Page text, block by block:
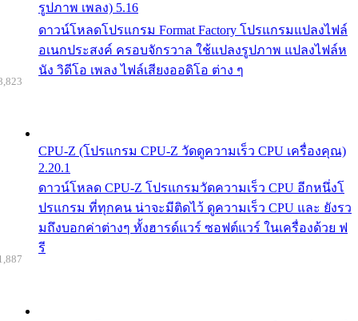
รูปภาพ เพลง) 5.16
ดาวน์โหลดโปรแกรม Format Factory โปรแกรมแปลงไฟล์
อเนกประสงค์ ครอบจักรวาล ใช้แปลงรูปภาพ แปลงไฟล์ห
นัง วิดีโอ เพลง ไฟล์เสียงออดิโอ ต่าง ๆ
CPU-Z (โปรแกรม CPU-Z วัดดูความเร็ว CPU เครื่องคุณ)
2.20.1
ดาวน์โหลด CPU-Z โปรแกรมวัดความเร็ว CPU อีกหนึ่งโ
ปรแกรม ที่ทุกคน น่าจะมีติดไว้ ดูความเร็ว CPU และ ยังรว
มถึงบอกค่าต่างๆ ทั้งฮารด์แวร์ ซอฟต์แวร์ ในเครื่องด้วย ฟ
รี